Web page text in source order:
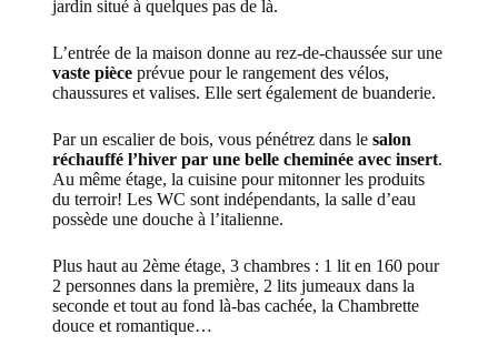
jardin situé à quelques pas de là.
L’entrée de la maison donne au rez-de-chaussée sur une
vaste pièceprévue pour le rangement des vélos,
chaussures et valises. Elle sert également de buanderie.
Par un escalier de bois, vous pénétrez dans le salon
réchauffé l’hiver par une belle cheminée avec insert.
Au même étage, la cuisine pour mitonner les produits
du terroir! Les WC sont indépendants, la salle d’eau
possède une douche à l’italienne.
Plus haut au 2ème étage, 3 chambres : 1 lit en 160 pour
2 personnes dans la première, 2 lits jumeaux dans la
seconde et tout au fond là-bas cachée, la Chambrette
douce et romantique…